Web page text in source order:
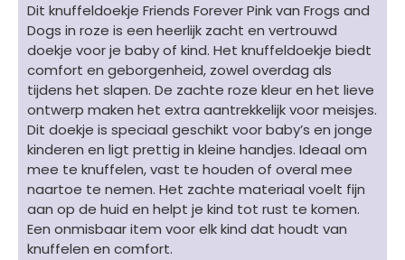
logoprint
roze
-
1
stuk
aantal
Dit knuffeldoekje Friends Forever Pink van Frogs and
Dogs in roze is een heerlijk zacht en vertrouwd
doekje voor je baby of kind. Het knuffeldoekje biedt
comfort en geborgenheid, zowel overdag als
tijdens het slapen. De zachte roze kleur en het lieve
ontwerp maken het extra aantrekkelijk voor meisjes.
Dit doekje is speciaal geschikt voor baby’s en jonge
kinderen en ligt prettig in kleine handjes. Ideaal om
mee te knuffelen, vast te houden of overal mee
naartoe te nemen. Het zachte materiaal voelt fijn
aan op de huid en helpt je kind tot rust te komen.
Een onmisbaar item voor elk kind dat houdt van
knuffelen en comfort.